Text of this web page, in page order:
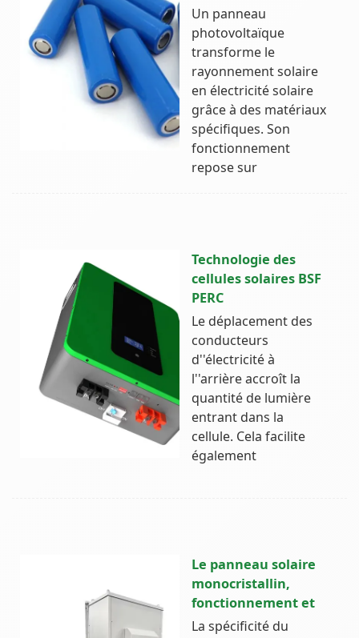
Un panneau
photovoltaïque
transforme le
rayonnement solaire
en électricité solaire
grâce à des matériaux
spécifiques. Son
fonctionnement
repose sur
Technologie des
cellules solaires BSF
PERC
Le déplacement des
conducteurs
d''électricité à
l''arrière accroît la
quantité de lumière
entrant dans la
cellule. Cela facilite
également
Le panneau solaire
monocristallin,
fonctionnement et
La spécificité du